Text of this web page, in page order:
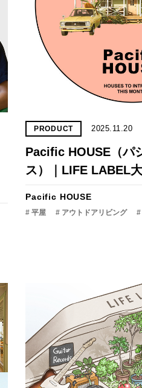
PRODUCT 2025.11.20
Pacific HOUSE（パ
ス）｜LIFE LABEL
Pacific HOUSE
# 平屋 # アウトドアリビング #